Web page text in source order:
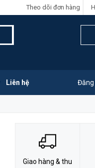
Theo dõi đơn hàng
Liên hệ Đăng
LIÊN HỆ
Giao hàng & thu